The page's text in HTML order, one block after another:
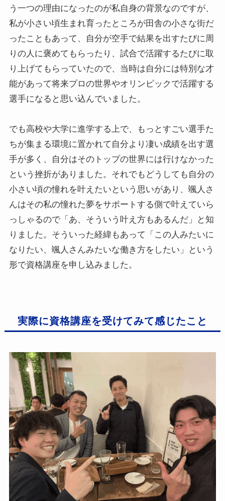
う一つの理由になったのが私自身の背景なのですが、
私が小さい頃生まれ育ったところが田舎の小さな街だ
ったこともあって、自分が空手で結果を出すたびに周
りの人に褒めてもらったり、試合で活躍するたびに取
り上げてもらっていたので、当時は自分には特別な才
能があって将来プロの世界やオリンピックで活躍する
選手になると思い込んでいました。
でも高校や大学に進学する上で、もっとすごい選手た
ちが集まる環境に置かれて自分より凄い成績を出す選
手が多く、自分はそのトップの世界には行けなかった
という挫折がありました。それでもどうしても自分の
小さい頃の憧れを叶えたいという思いがあり、颯人さ
んはその私の憧れた夢をサポートする側で叶えていら
っしゃるので「あ、そういう叶え方もあるんだ」と知
りました。そういった経緯もあって「この人みたいに
なりたい、颯人さんみたいな働き方をしたい」という
形で資格講座を申し込みました。
実際に資格講座を受けてみて感じたこと